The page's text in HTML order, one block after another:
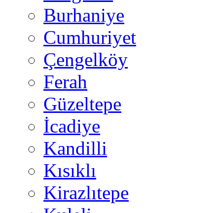
Burhaniye
Cumhuriyet
Çengelköy
Ferah
Güzeltepe
İcadiye
Kandilli
Kısıklı
Kirazlıtepe